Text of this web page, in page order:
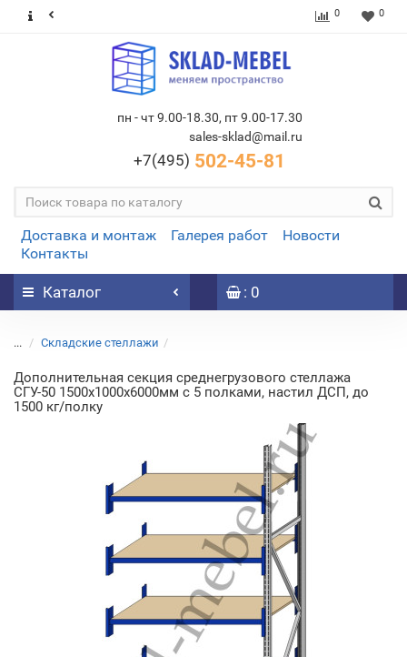
0 0
пн - чт 9.00-18.30, пт 9.00-17.30
sales-sklad@mail.ru
+7(495) 502-45-81
Доставка и монтаж Галерея работ
Новости
Контакты
Каталог : 0
... Складские стеллажи
Дополнительная секция среднегрузового стеллажа
СГУ-50 1500х1000х6000мм с 5 полками, настил ДСП, до
1500 кг/полку